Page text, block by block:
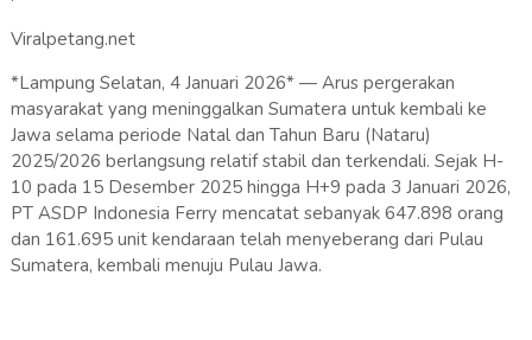
Viralpetang.net
*Lampung Selatan, 4 Januari 2026* — Arus pergerakan
masyarakat yang meninggalkan Sumatera untuk kembali ke
Jawa selama periode Natal dan Tahun Baru (Nataru)
2025/2026 berlangsung relatif stabil dan terkendali. Sejak H-
10 pada 15 Desember 2025 hingga H+9 pada 3 Januari 2026,
PT ASDP Indonesia Ferry mencatat sebanyak 647.898 orang
dan 161.695 unit kendaraan telah menyeberang dari Pulau
Sumatera, kembali menuju Pulau Jawa.